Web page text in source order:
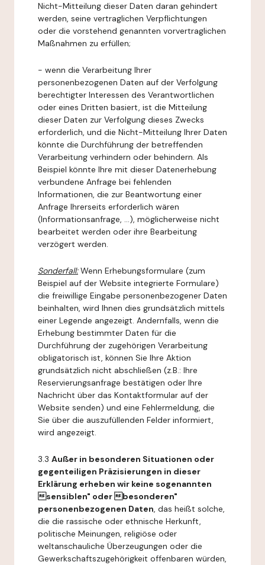
Nicht-Mitteilung dieser Daten daran gehindert
werden, seine vertraglichen Verpflichtungen
oder die vorstehend genannten vorvertraglichen
Maßnahmen zu erfüllen;
- wenn die Verarbeitung Ihrer
personenbezogenen Daten auf der Verfolgung
berechtigter Interessen des Verantwortlichen
oder eines Dritten basiert, ist die Mitteilung
dieser Daten zur Verfolgung dieses Zwecks
erforderlich, und die Nicht-Mitteilung Ihrer Daten
könnte die Durchführung der betreffenden
Verarbeitung verhindern oder behindern. Als
Beispiel könnte Ihre mit dieser Datenerhebung
verbundene Anfrage bei fehlenden
Informationen, die zur Beantwortung einer
Anfrage Ihrerseits erforderlich wären
(Informationsanfrage, ...), möglicherweise nicht
bearbeitet werden oder ihre Bearbeitung
verzögert werden.
Sonderfall:Wenn Erhebungsformulare (zum
Beispiel auf der Website integrierte Formulare)
die freiwillige Eingabe personenbezogener Daten
beinhalten, wird Ihnen dies grundsätzlich mittels
einer Legende angezeigt. Andernfalls, wenn die
Erhebung bestimmter Daten für die
Durchführung der zugehörigen Verarbeitung
obligatorisch ist, können Sie Ihre Aktion
grundsätzlich nicht abschließen (z.B.: Ihre
Reservierungsanfrage bestätigen oder Ihre
Nachricht über das Kontaktformular auf der
Website senden) und eine Fehlermeldung, die
Sie über die auszufüllenden Felder informiert,
wird angezeigt.
3.3 Außer in besonderen Situationen oder
gegenteiligen Präzisierungen in dieser
Erklärung erheben wir keine sogenannten
sensiblen" oder besonderen"
personenbezogenen Daten, das heißt solche,
die die rassische oder ethnische Herkunft,
politische Meinungen, religiöse oder
weltanschauliche Überzeugungen oder die
Gewerkschaftszugehörigkeit offenbaren würden,